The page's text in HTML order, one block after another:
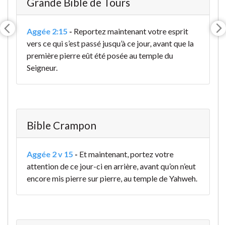
Aggée 2:15 - Reportez maintenant votre esprit
vers ce qui s’est passé jusqu’à ce jour, avant que la
première pierre eût été posée au temple du
Seigneur.
Bible Crampon
Aggée 2 v 15 - Et maintenant, portez votre
attention de ce jour-ci en arrière, avant qu’on n’eut
encore mis pierre sur pierre, au temple de Yahweh.